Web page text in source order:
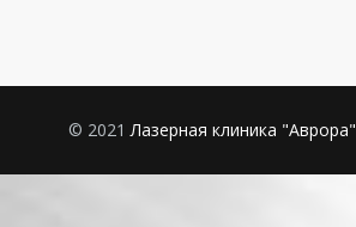
© 2021Лазерная клиника "Аврора"